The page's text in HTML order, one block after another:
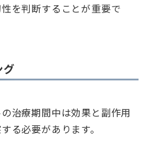
を判断することが重要で
グ
治療期間中は効果と副作用
る必要があります。